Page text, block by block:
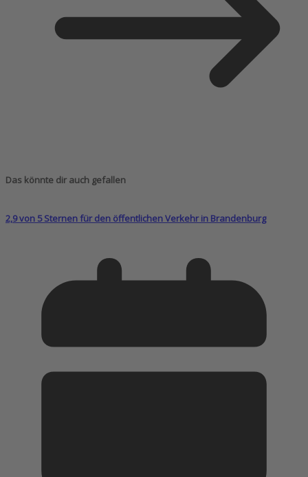
Das könnte dir auch gefallen
2,9 von 5 Sternen für den öffentlichen Verkehr in Brandenburg